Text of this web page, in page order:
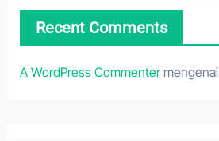
Recent Comments
A WordPress Commentermengenai